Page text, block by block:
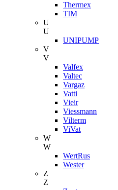
Thermex
TIM
U
U
UNIPUMP
V
V
Valfex
Valtec
Vargaz
Vatti
Vieir
Viessmann
Vilterm
ViVat
W
W
WertRus
Wester
Z
Z